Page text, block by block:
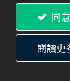
彈性止動螺
的某些部分
它們的鎖
且應該能抵
同意
閱讀更